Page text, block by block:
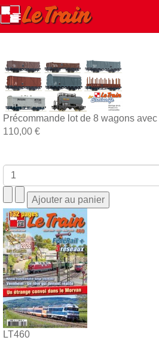
Précommande lot de 8 wagons
110,00 €
LT460